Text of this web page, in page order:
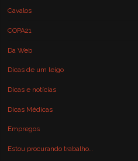
Cavalos
COPA21
Da Web
Dicas de um leigo
Dicas e notícias
Dicas Médicas
Empregos
Estou procurando trabalho…